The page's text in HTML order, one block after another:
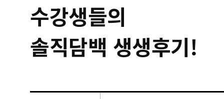
수강생들의
솔직담백 생생후기!